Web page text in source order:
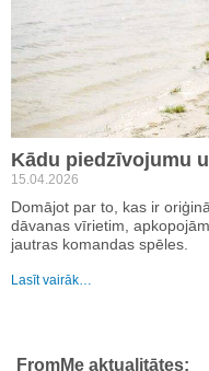
Kādu piedzīvojumu
15.04.2026
Domājot par to, kas ir
dāvanas vīrietim,
jautras komandas spēles.
Lasīt vairāk…
FromMe aktualitātes: